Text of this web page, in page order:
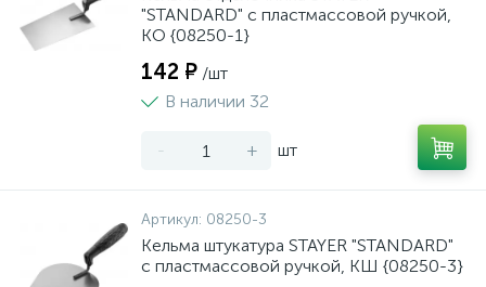
"STANDARD" с пластмассовой ручкой,
КО {08250-1}
142 ₽ /шт
В наличии 32
- + шт
Артикул: 08250-3
Кельма штукатура STAYER "STANDARD"
с пластмассовой ручкой, КШ {08250-3}